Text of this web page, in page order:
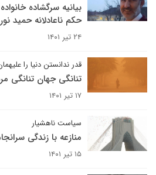
بیانیه سرگشاده
حکم ناعادلانه حمید
۲۴ تیر ۱۴۰۱
قدر ندانستن دنیا را
تنانگی جهان تنانگی
۱۷ تیر ۱۴۰۱
سیاست ناهشیار
منازعه با زندگی
۱۵ تیر ۱۴۰۱